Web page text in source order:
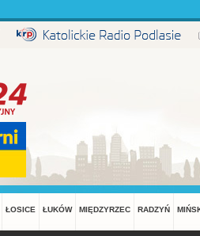
ŁOSICE ŁUKÓW MIĘDZYRZEC RADZYŃ